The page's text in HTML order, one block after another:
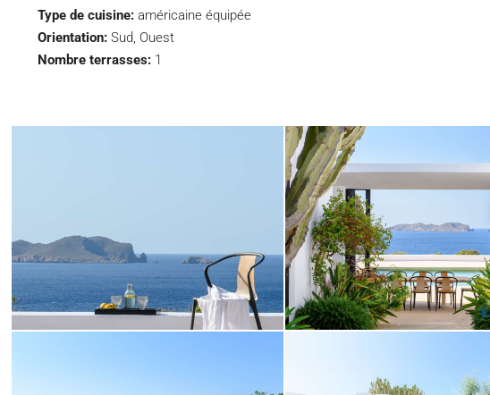
Type de cuisine: américaine équipée
Orientation: Sud, Ouest
Nombre terrasses: 1